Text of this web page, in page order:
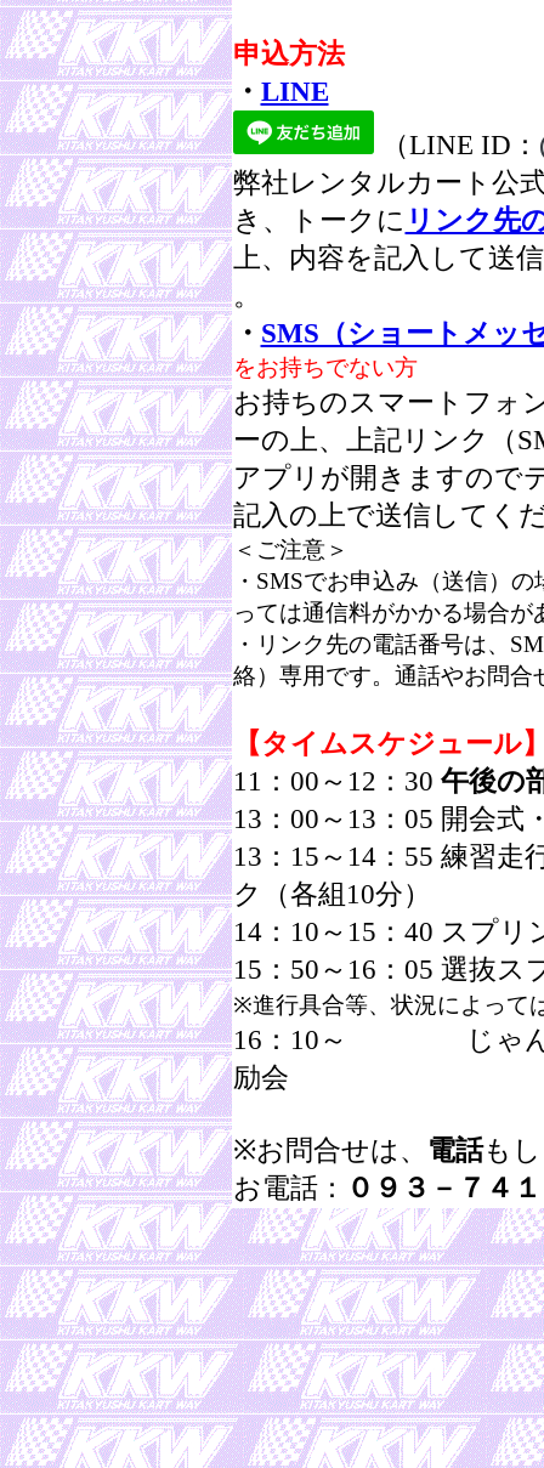
申込方法
・ LINE
（LINE ID：
弊社レンタルカート公
き、トークに リンク先
上、内容を記入して送
。
・ SMS（ショートメッ
をお持ちでない方
お持ちのスマートフォ
ーの上、上記リンク（
アプリが開きますので
記入の上で送信してく
＜ご注意＞
・SMSでお申込み（送信）
っては通信料がかかる場合が
・リンク先の電話番号は、
絡）専用です。通話やお問
【タイムスケジュール
11：00～12：30 午後の
13：00～13：05 開会式
13：15～14：55 練習
ク（各組10分）
14：10～15：40 スプ
15：50～16：05 選抜
※進行具合等、状況によって
16：10～ じゃんけ
励会
※お問合せは、 電話も
お電話： ０９３－７４